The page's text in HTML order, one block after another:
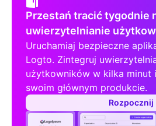
Przestań tracić tygodnie
uwierzytelnianie
Uruchamiaj bezpieczne
Logto. Zintegruj
użytkowników w kilka minut
swoim głównym produkcie.
Rozpocznij